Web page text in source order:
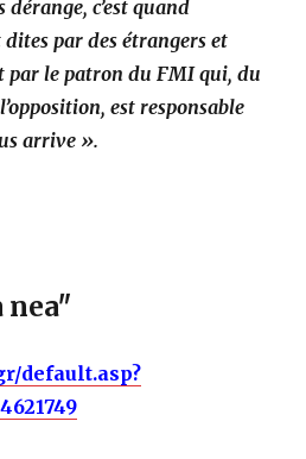
c’est quand
par des étrangers et
le patron du FMI qui, du
est responsable
arrive ».
neaʺ
default.asp?